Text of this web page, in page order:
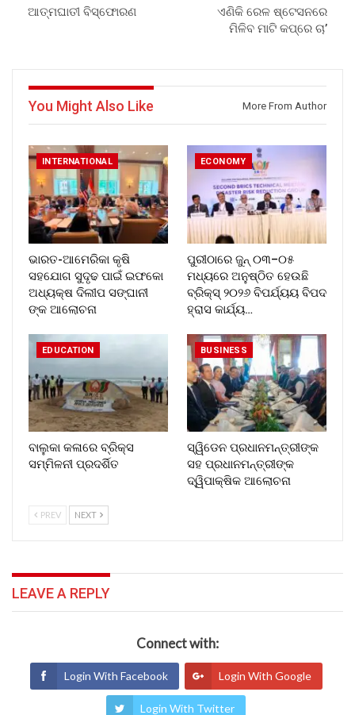
ଆତ୍ମଘାତୀ ବିସ୍ଫୋରଣ
ଏଣିକି ରେଳ ଷ୍ଟେସନରେ
ମିଳିବ ମାଟି କପ୍ରେ ଚା’
You Might Also Like More From Author
INTERNATIONAL
ଭାରତ-ଆମେରିକା କୃଷି
ସହଯୋଗ ସୁଦୃଢ ପାଇଁ ଇଫକୋ
ଅଧ୍ୟକ୍ଷ ଦିଲୀପ ସଙ୍ଘାନୀ
ଙ୍କ ଆଲୋଚନା
ECONOMY
ପୁରୀଠାରେ ଜୁନ୍ ୦୩–୦୫
ମଧ୍ୟରେ ଅନୁଷ୍ଠିତ ହେଉଛି
ବ୍ରିକ୍ସ୍ ୨୦୨୬ ବିପର୍ଯ୍ୟୟ ବିପଦ
ହ୍ରାସ କାର୍ଯ୍ୟ…
EDUCATION
ବାଲୁକା କଳାରେ ବ୍ରିକ୍ସ
ସମ୍ମିଳନୀ ପ୍ରଦର୍ଶିତ
BUSINESS
ସ୍ୱିଡେନ ପ୍ରଧାନମନ୍ତ୍ରୀଙ୍କ
ସହ ପ୍ରଧାନମନ୍ତ୍ରୀଙ୍କ
ଦ୍ୱିପାକ୍ଷିକ ଆଲୋଚନା
PREV NEXT
LEAVE A REPLY
Connect with:
Login With Facebook Login With Google
Login With Twitter